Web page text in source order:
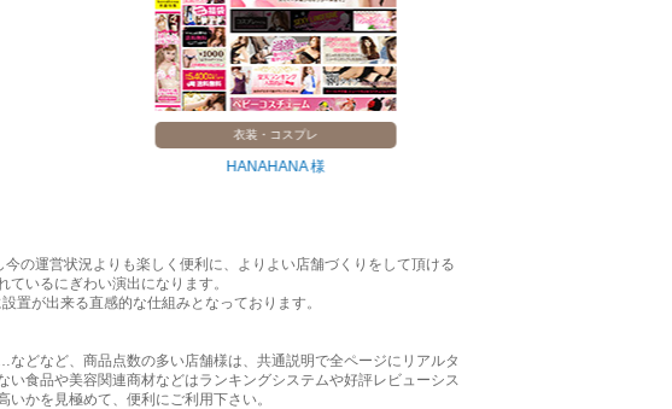
衣装・コスプレ
HANAHANA 様
の運営状況よりも楽しく便利に、よりよい店舗づくりをして頂ける
いるにぎわい演出になります。
置が出来る直感的な仕組みとなっております。
どなど、商品点数の多い店舗様は、共通説明で全ページにリアルタ
食品や美容関連商材などはランキングシステムや好評レビューシス
かを見極めて、便利にご利用下さい。